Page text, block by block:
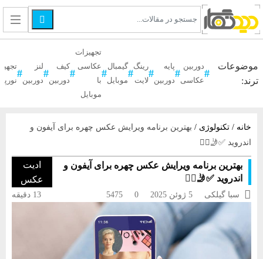

موضوعات
ترند:
دوربین
عکاسی
پایه
دوربین
رینگ
لایت
گیمبال
موبایل
تجهیزات
عکاسی
با
موبایل
کیف
دوربین
لنز
دوربین
خانه / تکنولوژی / بهترین برنامه ویرایش عکس چهره برای آیفون و
اندروید ✅​🤳​🧔‍♀️​
بهترین برنامه ویرایش عکس چهره برای آیفون و
اندروید ✅​🤳​🧔‍♀️​
ادیت
عکس
 سبا گیلکی 5 ژوئن 2025 0
5475 13 دقیقه